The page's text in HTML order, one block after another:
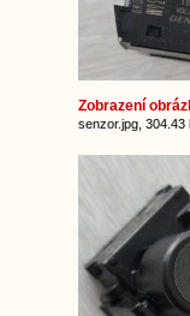
Zobrazení
senzor.jpg, 304.43